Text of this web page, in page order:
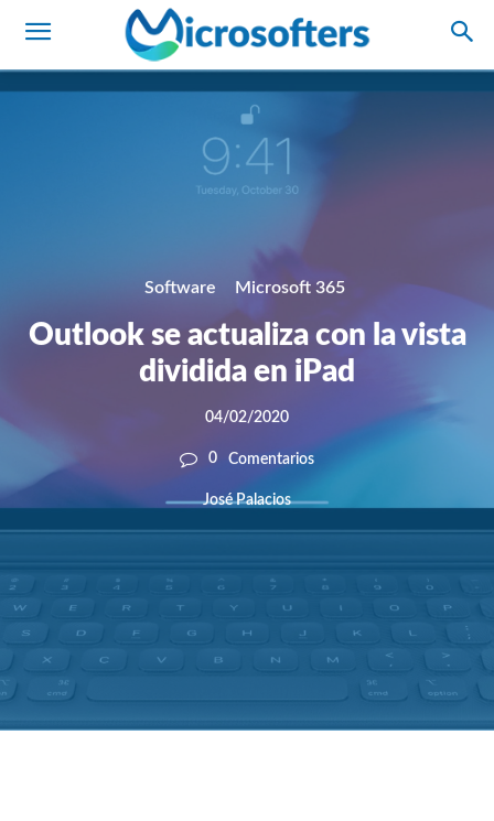
Software Microsoft 365
Outlook se actualiza con la vista
dividida en iPad
04/02/2020
0 Comentarios
José Palacios